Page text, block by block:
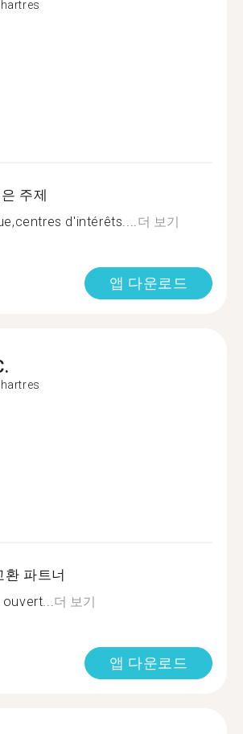
주제
d'intérêts....더 보기
앱 다운로드
환 파트너
ouvert...더 보기
앱 다운로드